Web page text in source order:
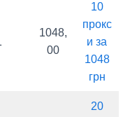
1048,
00
10
прокс
и за
1048
грн
20